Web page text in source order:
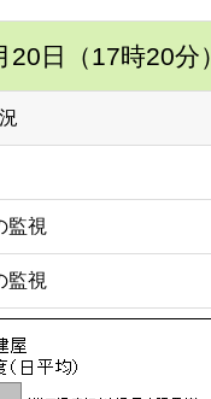
20日（17時20分
監視
監視